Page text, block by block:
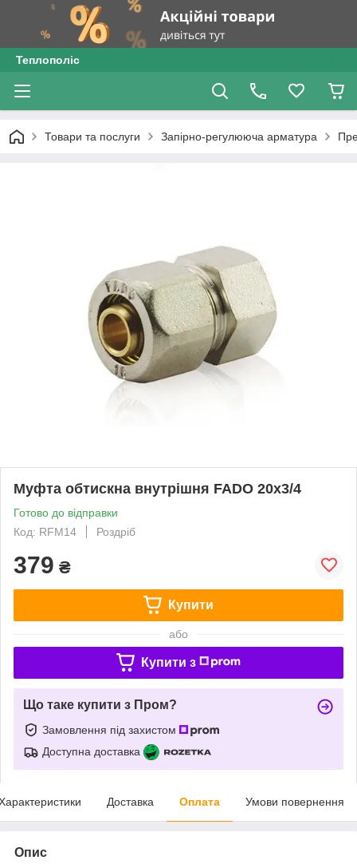
Теплополіс
Товари та послуги Запірно-регулююча арматура
Муфта обтискна внутрішня FADO 20х3/4
Готово до відправки
Код: RFM14
Роздріб
379 ₴
Купити
або
Купити з
Що таке купити з Пром?
Замовлення під захистом
Доступна доставка
Доставка Оплата Умови повернення
Опис